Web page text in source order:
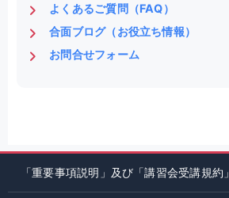
よくあるご質問（FAQ）
合面ブログ（お役立ち情報）
お問合せフォーム
「重要事項説明」及び「講習会受講規約」